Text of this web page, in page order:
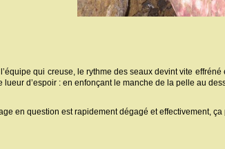
qui creuse, le rythme des seaux devint vite
lueur d’espoir : en enfonçant le manche de la pelle au
en question est rapidement dégagé et effectivement, ça